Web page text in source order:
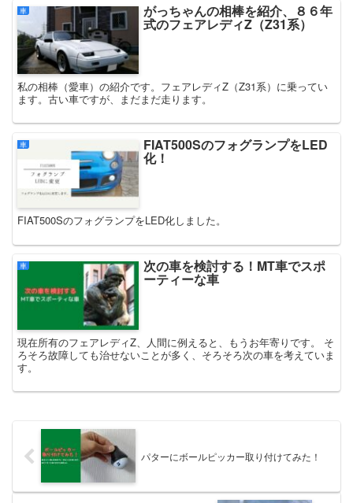
車 がっちゃんの相棒を紹介、８６年
式のフェアレディZ（Z31系）
私の相棒（愛車）の紹介です。フェアレディZ（Z31系）に乗ってい
ます。古い車ですが、まだまだ走ります。
車 FIAT500SのフォグランプをLED
化！
FIAT500SのフォグランプをLED化しました。
車 次の車を検討する！MT車でスポ
ーティーな車
現在所有のフェアレディZ、人間に例えると、もうお年寄りです。 そ
ろそろ故障しても治せないことが多く、そろそろ次の車を考えていま
す。
パターにボールピッカー取り付けてみた！